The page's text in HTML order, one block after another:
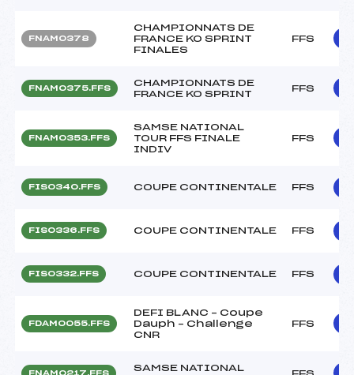
FNAM0378
CHAMPIONNATS DE
FRANCE KO SPRINT
FINALES
FFS
FNAM0375.FFS
CHAMPIONNATS DE
FRANCE KO SPRINT
FFS
FNAM0353.FFS
SAMSE NATIONAL
TOUR FFS FINALE
INDIV
FFS
FIS0340.FFS COUPE CONTINENTALE FFS
FIS0336.FFS COUPE CONTINENTALE FFS
FIS0332.FFS COUPE CONTINENTALE FFS
FDAM0055.FFS
DEFI BLANC – Coupe
Dauph – Challenge
CNR
FFS
FNAM0217.FFS
SAMSE NATIONAL
FFS